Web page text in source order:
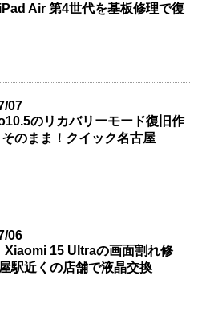
Air 第4世代を基板修理で復
07
のリカバリーモード復旧作
のまま！クイック名古屋
06
Xiaomi 15 Ultraの画面割れ修
駅近くの店舗で液晶交換